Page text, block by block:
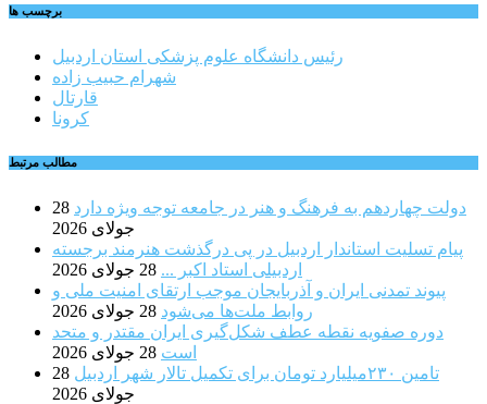
برچسب ها
رئیس دانشگاه علوم پزشکی استان اردبیل
شهرام حبیب زاده
قارتال
کرونا
مطالب مرتبط
دولت چهاردهم به فرهنگ و هنر در جامعه توجه ویژه دارد 28
جولای 2026
پیام تسلیت استاندار اردبیل در پی درگذشت هنرمند برجسته
اردبیلی استاد اکبر ... 28 جولای 2026
پیوند تمدنی ایران و آذربایجان موجب ارتقای امنیت ملی و
روابط ملت‌ها می‌شود 28 جولای 2026
دوره صفویه نقطه عطف شکل‌گیری ایران مقتدر و متحد
است 28 جولای 2026
تامین ۲۳۰میلیارد تومان برای تکمیل تالار شهر اردبیل
28
جولای 2026